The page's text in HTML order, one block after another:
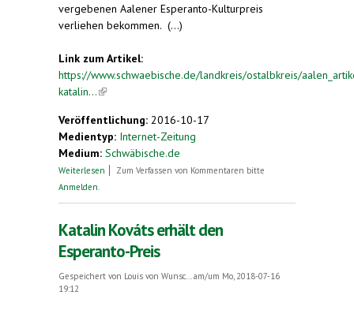
vergebenen Aalener Esperanto-Kulturpreis
verliehen bekommen. (...)
Link zum Artikel:
https://www.schwaebische.de/landkreis/ostalbkreis/
katalin...(link is external)
Veröffentlichung: 2016-10-17
Medientyp: Internet-Zeitung
Medium: Schwäbische.de
Weiterlesen über Katalin Kováts erhält den Esperanto-Preis
Zum Verfassen von Kommentaren bitte
Anmelden
Katalin Kováts erhält den
Esperanto-Preis
Gespeichert von Louis von Wunsc...
am/um Mo, 2018-07-16
19:12